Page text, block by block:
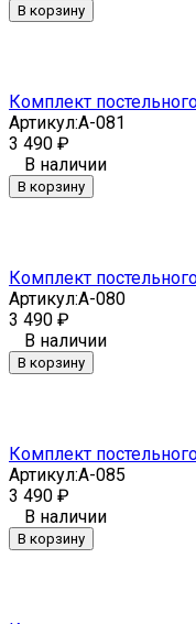
В корзину
Комплект
Артикул:A-081
3 490 ₽
В наличии
В корзину
Комплект
Артикул:A-080
3 490 ₽
В наличии
В корзину
Комплект
Артикул:A-085
3 490 ₽
В наличии
В корзину